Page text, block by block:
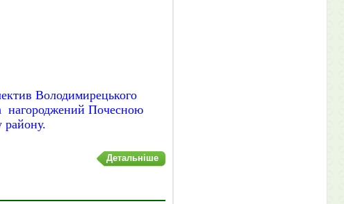
Володимирецького
нагороджений Почесною
району.
Детальніше